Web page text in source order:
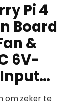
Pi 4
Board
&
6V-
om zeker te